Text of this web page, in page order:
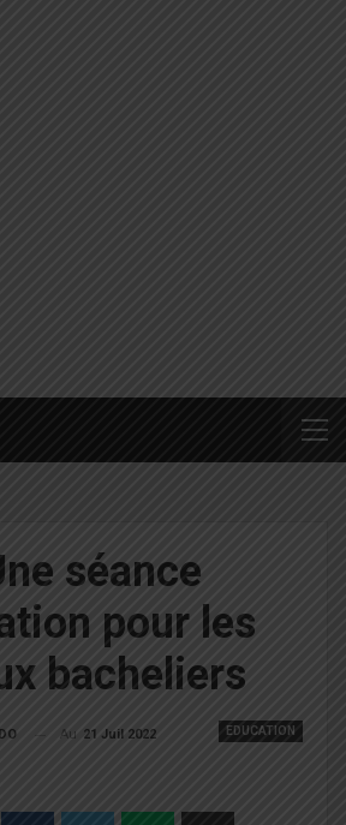
séance
pour les
bacheliers
EDUCATION
Au 21 Juil 2022